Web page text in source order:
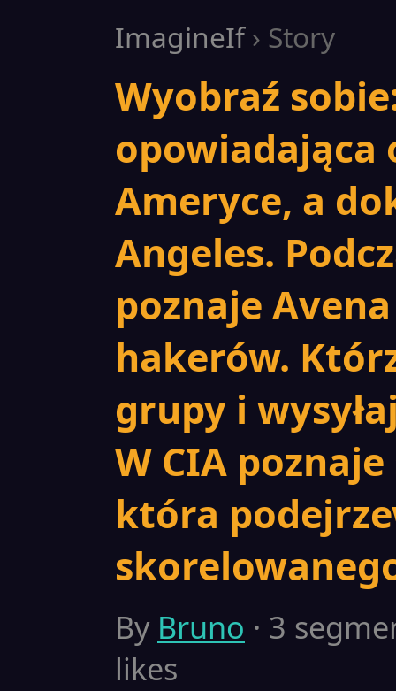
ImagineIf› Story
Wyobraź
opowiadająca
Ameryce, a
Angeles.
poznaje
hakerów.
grupy i
W CIA
która
By Bruno · 3
likes